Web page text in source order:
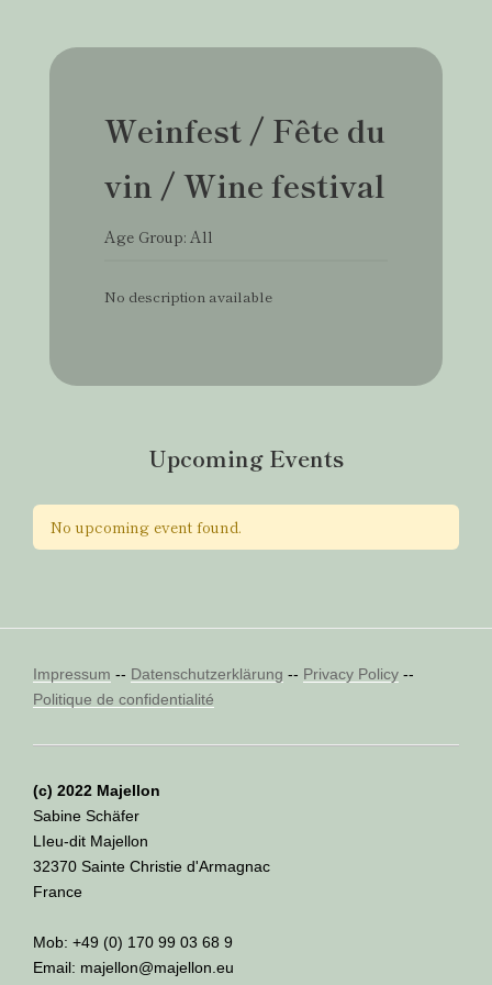
Weinfest / Fête du
vin / Wine festival
Age Group: All
No description available
Upcoming Events
No upcoming event found.
Impressum -- Datenschutzerklärung -- Privacy Policy --
Politique de confidentialité
(c) 2022 Majellon
Sabine Schäfer
LIeu-dit Majellon
32370 Sainte Christie d'Armagnac
France
Mob: +49 (0) 170 99 03 68 9
Email: majellon@majellon.eu